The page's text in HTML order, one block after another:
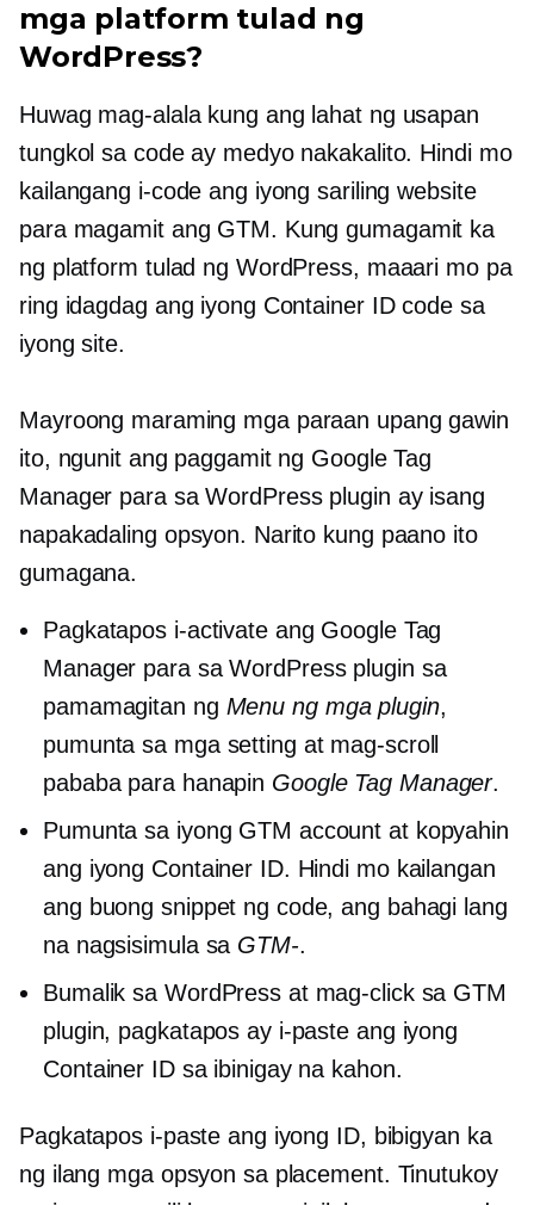
mga platform tulad ng
WordPress?
Huwag mag-alala kung ang lahat ng usapan
tungkol sa code ay medyo nakakalito. Hindi mo
kailangang i-code ang iyong sariling website
para magamit ang GTM. Kung gumagamit ka
ng platform tulad ng WordPress, maaari mo pa
ring idagdag ang iyong Container ID code sa
iyong site.
Mayroong maraming mga paraan upang gawin
ito, ngunit ang paggamit ng Google Tag
Manager para sa WordPress plugin ay isang
napakadaling opsyon. Narito kung paano ito
gumagana.
Pagkatapos i-activate ang Google Tag
Manager para sa WordPress plugin sa
pamamagitan ng Menu ng mga plugin,
pumunta sa mga setting at mag-scroll
pababa para hanapin Google Tag Manager.
Pumunta sa iyong GTM account at kopyahin
ang iyong Container ID. Hindi mo kailangan
ang buong snippet ng code, ang bahagi lang
na nagsisimula sa GTM-.
Bumalik sa WordPress at mag-click sa GTM
plugin, pagkatapos ay i-paste ang iyong
Container ID sa ibinigay na kahon.
Pagkatapos i-paste ang iyong ID, bibigyan ka
ng ilang mga opsyon sa placement. Tinutukoy